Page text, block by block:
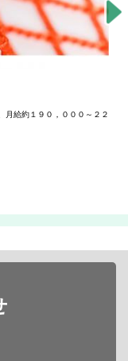
月給約１９０，０００～２２